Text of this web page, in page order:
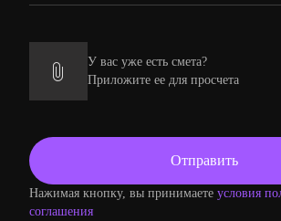
У вас уже есть смета?
Приложите ее для просчета
Нажимая кнопку, вы принимаете условия
соглашения